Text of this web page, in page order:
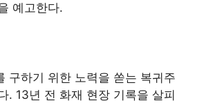
예고한다.
구하기 위한 노력을 쏟는 복귀주
. 13년 전 화재 현장 기록을 살피